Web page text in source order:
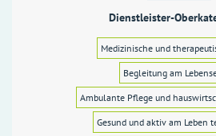
Dienstleister-
Medizinische und
Begleitung am
Ambulante Pflege und
Gesund und aktiv am Leben